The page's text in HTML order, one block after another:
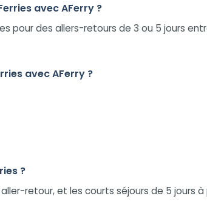
avec AFerry ?
des allers-retours de 3 ou 5 jours
avec AFerry ?
?
aller-retour, et les courts séjours de 5 jours